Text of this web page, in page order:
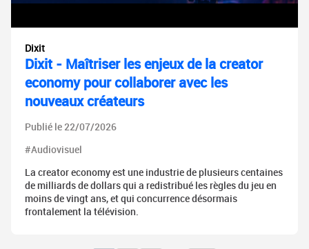
Dixit
Dixit - Maîtriser les enjeux de la creator
economy pour collaborer avec les
nouveaux créateurs
Publié le 22/07/2026
#Audiovisuel
La creator economy est une industrie de plusieurs centaines
de milliards de dollars qui a redistribué les règles du jeu en
moins de vingt ans, et qui concurrence désormais
frontalement la télévision.